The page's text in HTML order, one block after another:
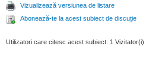
Vizualizează versiunea de listare
Abonează-te la acest subiect de discuție
Utilizatori care citesc acest subiect: 1 Vizitator(i)